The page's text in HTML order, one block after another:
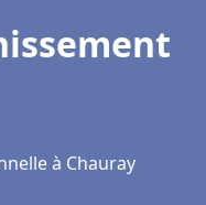
à Chauray